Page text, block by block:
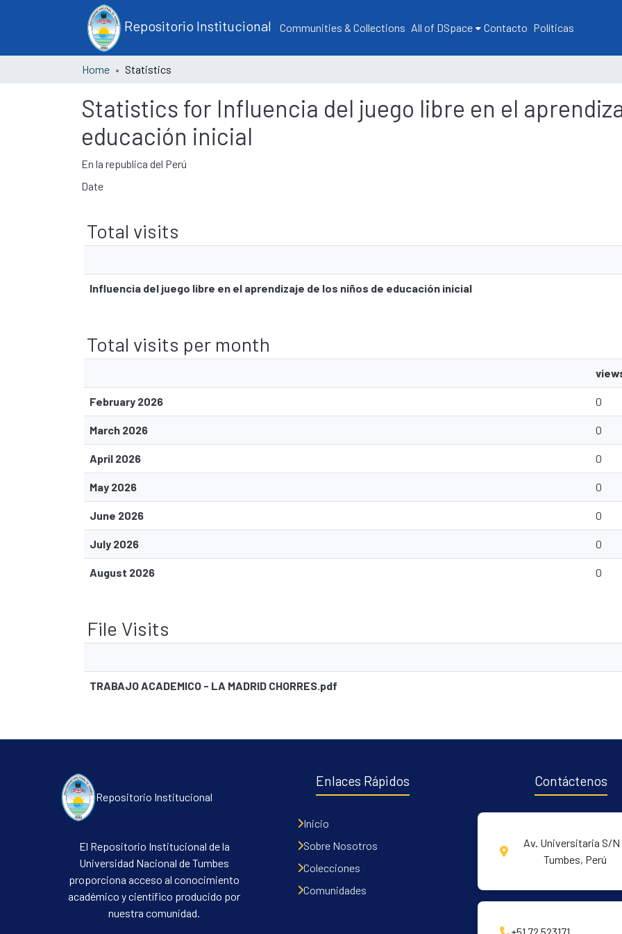
Repositorio Institucional Communities & Collections All of DSpace Contacto Políticas
Home Statistics
Statistics for Influencia del juego libre en el
educación inicial
En la republica del Perú
Date
Total visits
Influencia del juego libre en el aprendizaje de los niños de educación inicial
Total visits per month
February 2026 0
March 2026 0
April 2026 0
May 2026 0
June 2026 0
July 2026 0
August 2026 0
File Visits
TRABAJO ACADEMICO - LA MADRID CHORRES.pdf
Repositorio Institucional
El Repositorio Institucional de la
Universidad Nacional de Tumbes
proporciona acceso al conocimiento
académico y científico producido por
nuestra comunidad.
Enlaces Rápidos
Inicio
Sobre Nosotros
Colecciones
Comunidades
Contáctenos
Av. Universitaria S/N
Tumbes, Perú